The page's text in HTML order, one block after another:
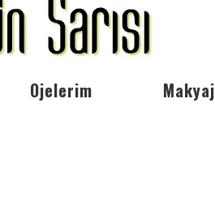
Ojelerim Makyaj